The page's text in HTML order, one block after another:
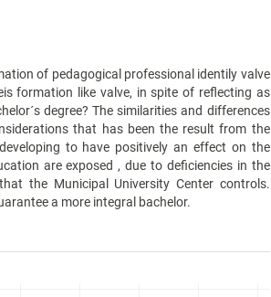
of pedagogical professional identily valve
formation like valve, in spite of reflecting as
degree? The similarities and differences
that has been the result from the
to have positively an effect on the
are exposed , due to deficiencies in the
the Municipal University Center controls.
a more integral bachelor.